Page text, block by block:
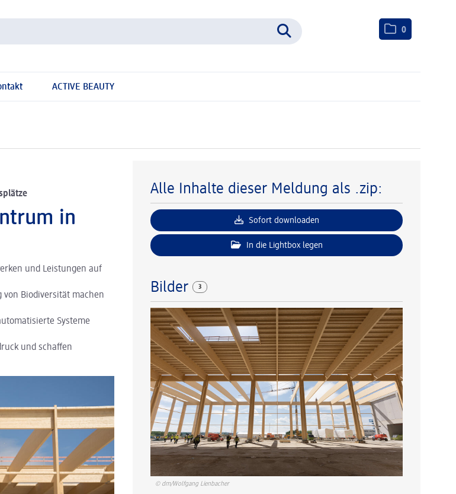
0
ACTIVE BEAUTY
in
und Leistungen auf
von Biodiversität machen
Systeme
und schaffen
Alle Inhalte dieser Meldung als .zip:
Sofort downloaden
In die Lightbox legen
Bilder 3
© dm/Wolfgang Lienbacher